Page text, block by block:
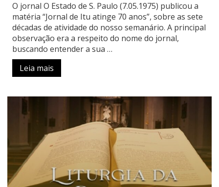
O jornal O Estado de S. Paulo (7.05.1975) publicou a
matéria “Jornal de Itu atinge 70 anos”, sobre as sete
décadas de atividade do nosso semanário. A principal
observação era a respeito do nome do jornal,
buscando entender a sua …
Leia mais